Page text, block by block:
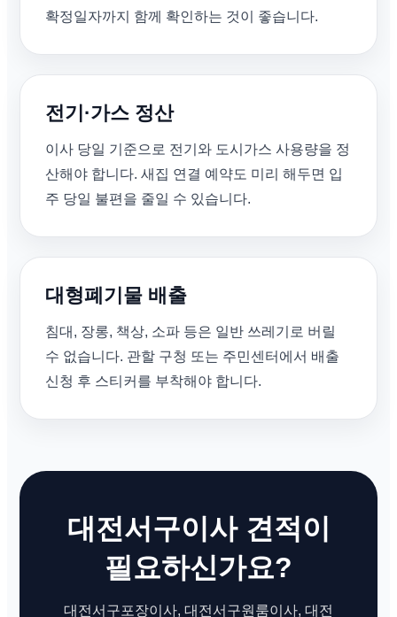
확정일자까지 함께 확인하는 것이 좋습니다.
전기·가스 정산
이사 당일 기준으로 전기와 도시가스 사용량을 정
산해야 합니다. 새집 연결 예약도 미리 해두면 입
주 당일 불편을 줄일 수 있습니다.
대형폐기물 배출
침대, 장롱, 책상, 소파 등은 일반 쓰레기로 버릴
수 없습니다. 관할 구청 또는 주민센터에서 배출
신청 후 스티커를 부착해야 합니다.
대전서구이사 견적이
필요하신가요?
대전서구포장이사, 대전서구원룸이사, 대전